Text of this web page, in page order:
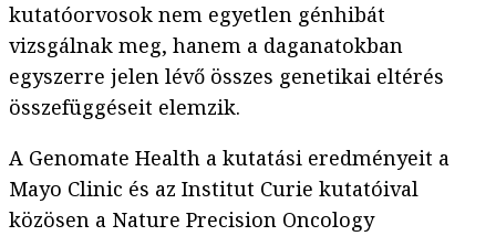
kutatóorvosok nem egyetlen génhibát
vizsgálnak meg, hanem a daganatokban
egyszerre jelen lévő összes genetikai eltérés
összefüggéseit elemzik.
A Genomate Health a kutatási eredményeit a
Mayo Clinic és az Institut Curie kutatóival
közösen a Nature Precision Oncology